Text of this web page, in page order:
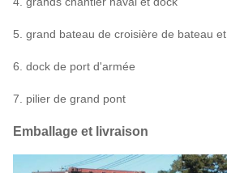
5. grand bateau de croisière de bateau et
6. dock de port d'armée
7. pilier de grand pont
Emballage et livraison